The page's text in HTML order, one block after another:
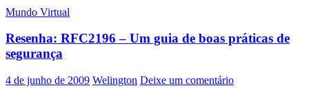
Mundo Virtual
Resenha: RFC2196 – Um guia de boas práticas de
segurança
4 de junho de 2009 Welington Deixe um comentário